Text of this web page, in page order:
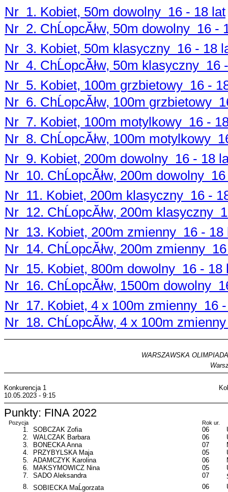
Nr 1. Kobiet, 50m dowolny 16 - 18 lat
Nr 2. ChĹopcĂłw, 50m dowolny 16 -
Nr 3. Kobiet, 50m klasyczny 16 - 18
Nr 4. ChĹopcĂłw, 50m klasyczny 16
Nr 5. Kobiet, 100m grzbietowy 16 -
Nr 6. ChĹopcĂłw, 100m grzbietowy
Nr 7. Kobiet, 100m motylkowy 16 -
Nr 8. ChĹopcĂłw, 100m motylkowy
Nr 9. Kobiet, 200m dowolny 16 - 18
Nr 10. ChĹopcĂłw, 200m dowolny
Nr 11. Kobiet, 200m klasyczny 16 -
Nr 12. ChĹopcĂłw, 200m klasyczny
Nr 13. Kobiet, 200m zmienny 16 - 18
Nr 14. ChĹopcĂłw, 200m zmienny
Nr 15. Kobiet, 800m dowolny 16 - 18
Nr 16. ChĹopcĂłw, 1500m dowolny
Nr 17. Kobiet, 4 x 100m zmienny 16
Nr 18. ChĹopcĂłw, 4 x 100m
WARSZAWSKA
Konkurencja 1
10.05.2023 - 9:15
Punkty: FINA 2022
Pozycja Rok ur.
1. SOBCZAK Zofia 06
2.
WALCZAK Barbara 06
3.
BONECKA Anna 07
4.
PRZYBYLSKA Maja 05
5.
ADAMCZYK Karolina 06
6.
MAKSYMOWICZ Nina 05
7.
SADO Aleksandra 07
8.
SOBIECKA MaĹgorzata 06